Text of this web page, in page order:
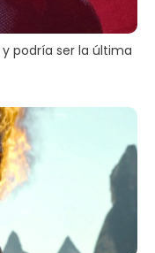
podría ser la última